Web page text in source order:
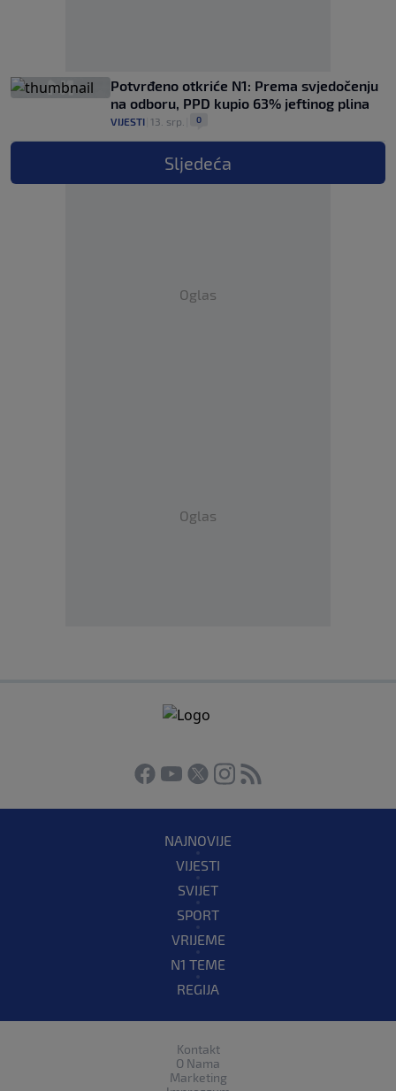
Potvrđeno otkriće N1: Prema svjedočenju
na odboru, PPD kupio 63% jeftinog plina
VIJESTI 13. srp. 0
Sljedeća
Oglas
Oglas
NAJNOVIJE
VIJESTI
SVIJET
SPORT
VRIJEME
N1 TEME
REGIJA
Kontakt
O Nama
Marketing